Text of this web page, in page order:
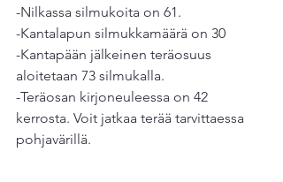
-Nilkassa silmukoita on 61.
-Kantalapun silmukkamäärä on 30
-Kantapään jälkeinen teräosuus
aloitetaan 73 silmukalla.
-Teräosan kirjoneuleessa on 42
kerrosta. Voit jatkaa terää tarvittaessa
pohjavärillä.